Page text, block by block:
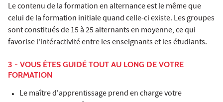
Le contenu de la formation en alternance est le même que
celui de la formation initiale quand celle-ci existe. Les groupes
sont constitués de 15 à 25 alternants en moyenne, ce qui
favorise l'intéractivité entre les enseignants et les étudiants.
3 - VOUS ÊTES GUIDÉ TOUT AU LONG DE VOTRE
FORMATION
Le maître d'apprentissage prend en charge votre